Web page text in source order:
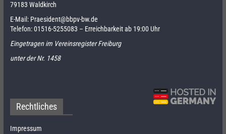
79183 Waldkirch
E-Mail: Praesident@bbpv-bw.de
Telefon:01516-5255083 – Erreichbarkeit ab 19:00 Uhr
Eingetragen im Vereinsregister Freiburg
unter der Nr. 1458
Rechtliches
Impressum